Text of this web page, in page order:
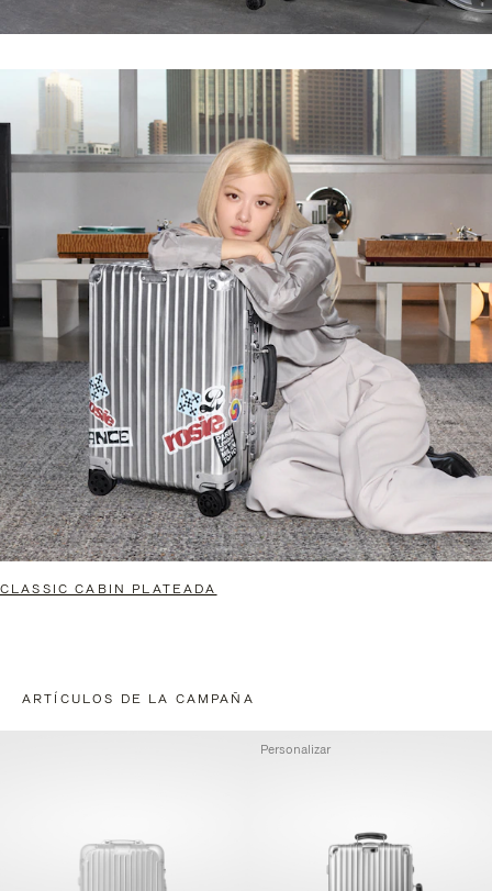
CLASSIC CABIN PLATEADA
ARTÍCULOS DE LA CAMPAÑA
Personalizar